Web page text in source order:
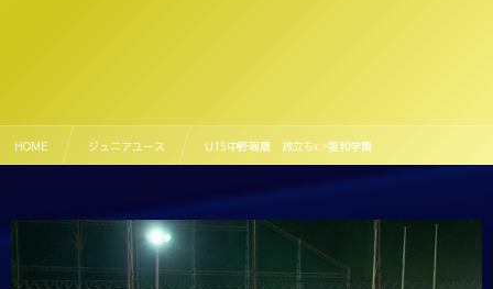
HOME ジュニアユース U15中野瑠晟 旅立ち👉聖和学園